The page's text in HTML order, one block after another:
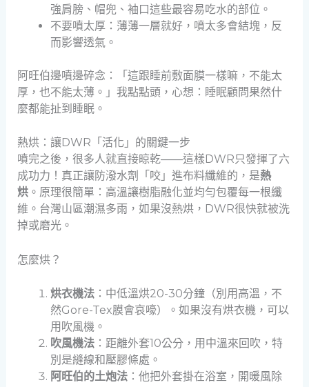
強肩膀、帽兜、袖口這些最容易吃水的部位。
不要噴太厚：薄薄一層就好，噴太多會結塊，反
而影響透氣。
阿旺伯邊噴邊碎念：「這跟睡前敷面膜一樣嘛，不能太
厚，也不能太薄。」我點點頭，心想：睡眠顧問果然什
麼都能扯到睡眠。
熱烘：讓DWR「活化」的關鍵一步
噴完之後，很多人就直接晾乾——這樣DWR只發揮了六
成功力！真正讓防潑水劑「咬」進布料纖維的，是熱
烘。原理很簡單：高溫讓樹脂融化並均勻包覆每一根纖
維。台灣山區潮濕多雨，如果沒熱烘，DWR很快就被洗
掉或磨光。
怎麼烘？
烘衣機法：中低溫烘20-30分鐘（別用高溫，不
然Gore-Tex膜會哀嚎）。如果沒有烘衣機，可以
用吹風機。
吹風機法：距離外套10公分，用中溫來回吹，特
別是縫線和壓膠條處。
阿旺伯的土炮法：他把外套掛在浴室，開暖風除